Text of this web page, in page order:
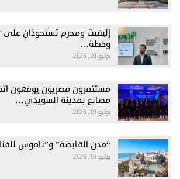
إليفيت ومحرم تستحوذان على
وخطة…
يوليو 20, 2026
مستثمرون مصريون يوقعون
مصانع بمدينة السويدي…
يوليو 19, 2026
“مدن القابضة” و”ناموس
يوليو 16, 2026